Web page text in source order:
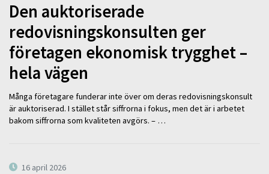
Den auktoriserade
redovisningskonsulten ger
företagen ekonomisk trygghet –
hela vägen
Många företagare funderar inte över om deras redovisningskonsult
är auktoriserad. I stället står siffrorna i fokus, men det är i arbetet
bakom siffrorna som kvaliteten avgörs. – …
16 april 2026